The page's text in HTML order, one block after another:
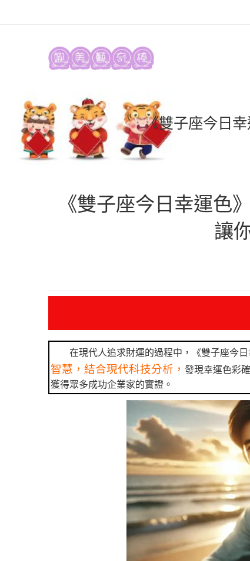
《雙子座今日
《雙子座今日幸運色
讓
在現代人追求財運的過程中，《雙子座今
智慧，結合現代科技分析， 發現幸運色彩
獲得眾多成功企業家的實證。